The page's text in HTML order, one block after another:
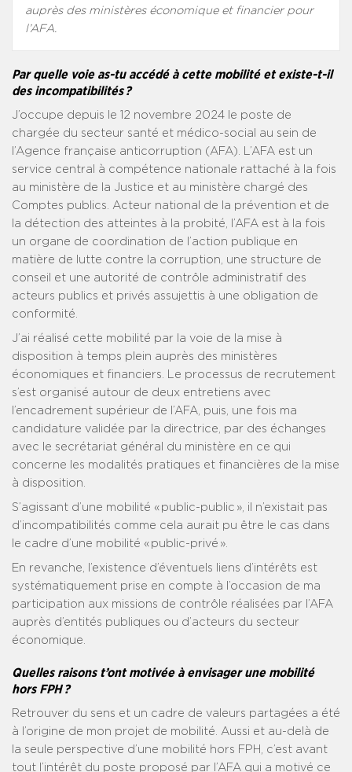
auprès des ministères économique et financier pour
l’AFA.
Par quelle voie as-tu accédé à cette mobilité et existe-t-il
des incompatibilités ?
J’occupe depuis le 12 novembre 2024 le poste de
chargée du secteur santé et médico-social au sein de
l’Agence française anticorruption (AFA). L’AFA est un
service central à compétence nationale rattaché à la fois
au ministère de la Justice et au ministère chargé des
Comptes publics. Acteur national de la prévention et de
la détection des atteintes à la probité, l’AFA est à la fois
un organe de coordination de l’action publique en
matière de lutte contre la corruption, une structure de
conseil et une autorité de contrôle administratif des
acteurs publics et privés assujettis à une obligation de
conformité.
J’ai réalisé cette mobilité par la voie de la mise à
disposition à temps plein auprès des ministères
économiques et financiers. Le processus de recrutement
s’est organisé autour de deux entretiens avec
l’encadrement supérieur de l’AFA, puis, une fois ma
candidature validée par la directrice, par des échanges
avec le secrétariat général du ministère en ce qui
concerne les modalités pratiques et financières de la mise
à disposition.
S’agissant d’une mobilité « public-public », il n’existait pas
d’incompatibilités comme cela aurait pu être le cas dans
le cadre d’une mobilité « public-privé ».
En revanche, l’existence d’éventuels liens d’intérêts est
systématiquement prise en compte à l’occasion de ma
participation aux missions de contrôle réalisées par l’AFA
auprès d’entités publiques ou d’acteurs du secteur
économique.
Quelles raisons t’ont motivée à envisager une mobilité
hors FPH ?
Retrouver du sens et un cadre de valeurs partagées a été
à l’origine de mon projet de mobilité. Aussi et au-delà de
la seule perspective d’une mobilité hors FPH, c’est avant
tout l’intérêt du poste proposé par l’AFA qui a motivé ce